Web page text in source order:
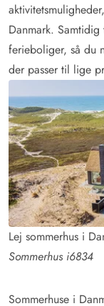
Danmark.
ferieboliger, så du
der passer til lige
Lej sommerhus i
Sommerhus i6834
Sommerhuse i